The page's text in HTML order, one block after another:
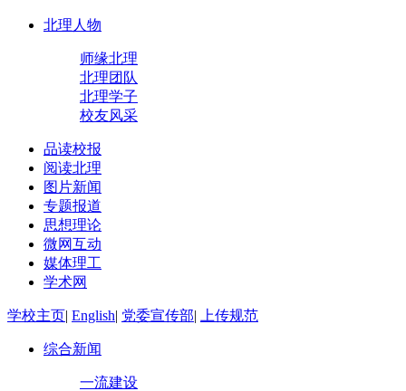
北理人物
师缘北理
北理团队
北理学子
校友风采
品读校报
阅读北理
图片新闻
专题报道
思想理论
微网互动
媒体理工
学术网
学校主页| English| 党委宣传部| 上传规范
综合新闻
一流建设